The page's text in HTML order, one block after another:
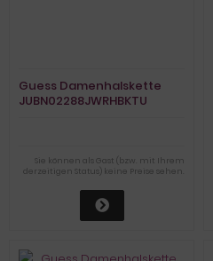
Guess Damenhalskette
JUBN02288JWRHBKTU
Sie können als Gast (bzw. mit Ihrem
derzeitigen Status) keine Preise sehen.